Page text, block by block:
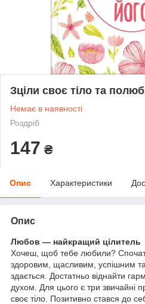
Зціли своє тіло та
Немає в наявності
Роздріб
147 ₴
Опис Характеристики
Опис
Любов — найкращий цілитель
Хочеш, щоб тебе любили?
здоровим, щасливим, успішним
здається. Достатньо віднайти
духом. Для цього є три звичайні
своє тіло. Позитивно стався до